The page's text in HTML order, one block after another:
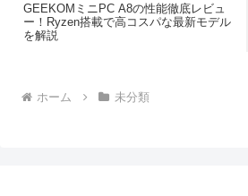
GEEKOMミニPC A8の性能徹底レビュ
ー！Ryzen搭載で高コスパな最新モデル
を解説
ホーム 未分類